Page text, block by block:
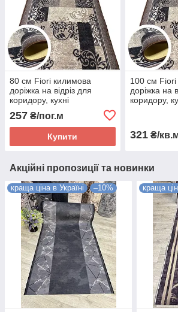
80 см Fiori килимова
доріжка на відріз для
коридору, кухні
257 ₴/пог.м
Купити
100 см Fiori
доріжка на
коридору,
321₴/
Акційні пропозиції та новинки
краща ціна в Україні –10% краща